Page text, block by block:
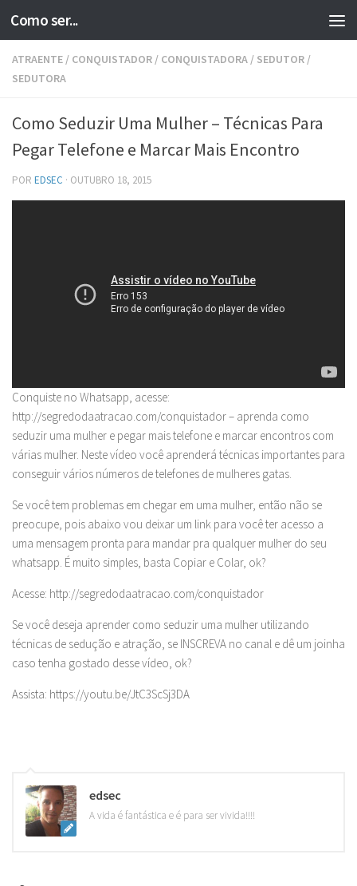
Skip to content
Como ser...
ATRAENTE / CONQUISTADOR / CONQUISTADORA / SEDUTOR /
SEDUTORA
Como Seduzir Uma Mulher – Técnicas Para
Pegar Telefone e Marcar Mais Encontro
POR EDSEC · OUTUBRO 18, 2015
Conquiste no Whatsapp, acesse:
http://segredodaatracao.com/conquistador – aprenda como
seduzir uma mulher e pegar mais telefone e marcar encontros com
várias mulher. Neste vídeo você aprenderá técnicas importantes para
conseguir vários números de telefones de mulheres gatas.
Se você tem problemas em chegar em uma mulher, então não se
preocupe, pois abaixo vou deixar um link para você ter acesso a
uma mensagem pronta para mandar pra qualquer mulher do seu
whatsapp. É muito simples, basta Copiar e Colar, ok?
Acesse: http://segredodaatracao.com/conquistador
Se você deseja aprender como seduzir uma mulher utilizando
técnicas de sedução e atração, se INSCREVA no canal e dê um joinha
caso tenha gostado desse vídeo, ok?
Assista: https://youtu.be/JtC3ScSj3DA
edsec
A vida é fantástica e é para ser vivida!!!!